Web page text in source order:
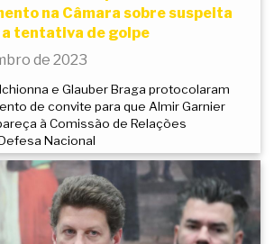
na Câmara sobre suspeita
a tentativa de golpe
de 2023
e Glauber Braga protocolaram
de convite para que Almir Garnier
à Comissão de Relações
Nacional